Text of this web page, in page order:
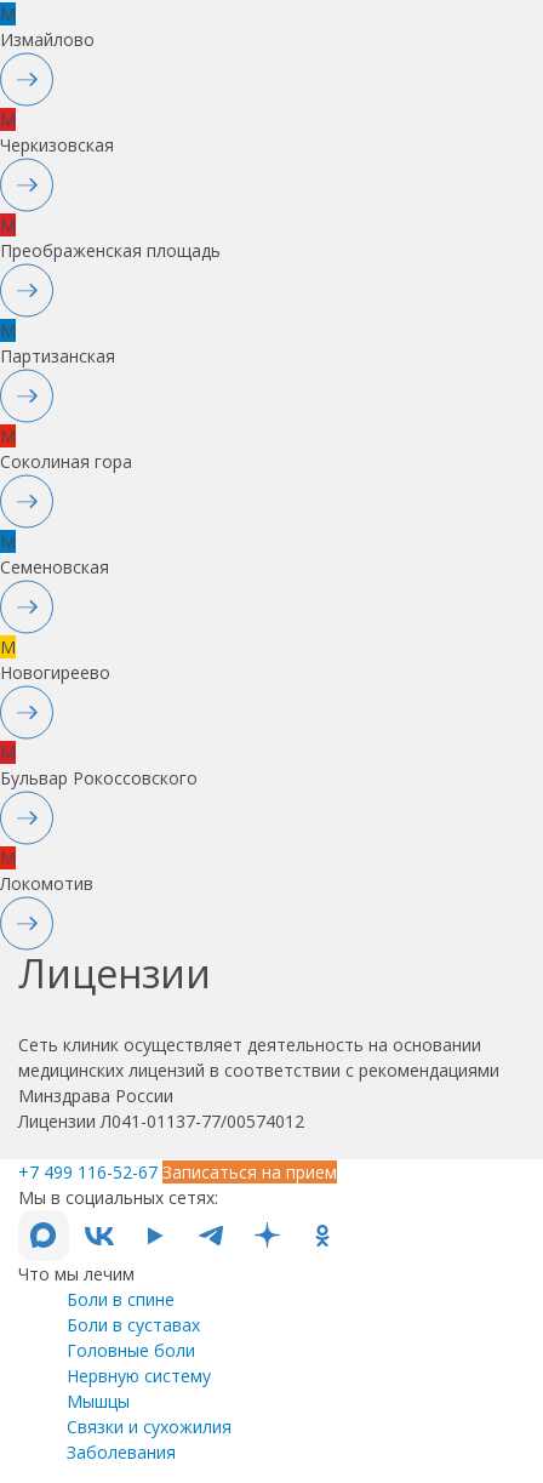
M
Измайлово
M
Черкизовская
M
Преображенская площадь
M
Партизанская
M
Соколиная гора
M
Семеновская
M
Новогиреево
M
Бульвар Рокоссовского
M
Локомотив
Лицензии
Сеть клиник осуществляет деятельность на основании
медицинских лицензий в соответствии с рекомендациями
Минздрава России
Лицензии Л041-01137-77/00574012
+7 499 116-52-67 Записаться на прием
Мы в социальных сетях:
Что мы лечим
Боли в спине
Боли в суставах
Головные боли
Нервную систему
Мышцы
Связки и сухожилия
Заболевания